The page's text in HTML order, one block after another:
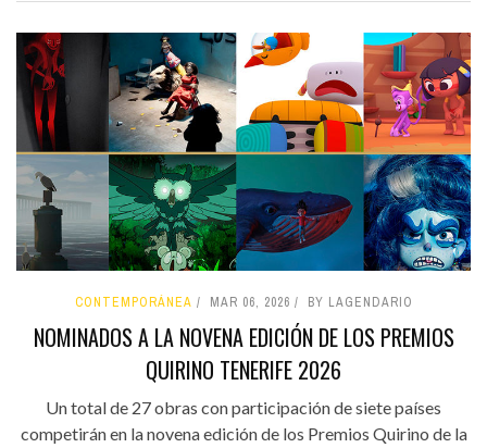
CONTEMPORÁNEA MAR 06, 2026 BY LAGENDARIO
NOMINADOS A LA NOVENA EDICIÓN DE LOS PREMIOS
QUIRINO TENERIFE 2026
Un total de 27 obras con participación de siete países
competirán en la novena edición de los Premios Quirino de la